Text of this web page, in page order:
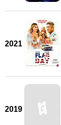
2021
2019